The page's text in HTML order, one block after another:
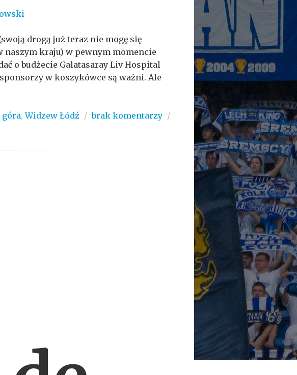
drogą już teraz nie mogę się
naszym kraju) w pewnym momencie
o budżecie Galatasaray Liv Hospital
w koszykówce są ważni. Ale
,Widzew Łódź / brak komentarzy /